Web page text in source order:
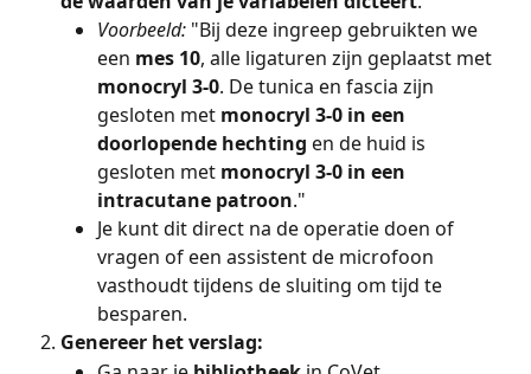
Voorbeeld: "Bij deze ingreep gebruikten we
een mes 10, alle ligaturen zijn geplaatst met
monocryl 3-0. De tunica en fascia zijn
gesloten met monocryl 3-0 in een
doorlopende hechting en de huid is
gesloten met monocryl 3-0 in een
intracutane patroon."
Je kunt dit direct na de operatie doen of
vragen of een assistent de microfoon
vasthoudt tijdens de sluiting om tijd te
besparen.
Genereer het verslag: